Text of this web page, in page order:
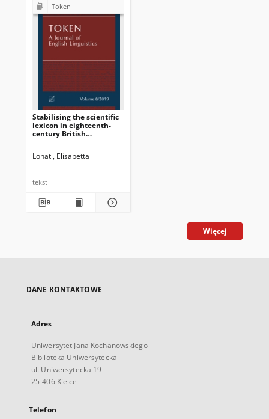
Token
Stabilising the scientific
lexicon in eighteenth-
century British
A focus on medical
Lonati, Elisabetta
tekst
Więcej
DANE KONTAKTOWE
Adres
Uniwersytet Jana Kochanowskiego
Biblioteka Uniwersytecka
ul. Uniwersytecka 19
25-406 Kielce
Telefon